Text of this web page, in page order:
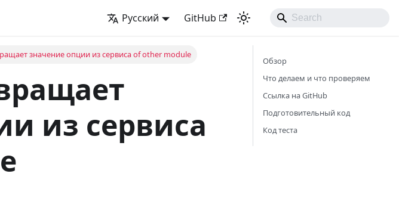
Русский GitHub
значение опции из сервиса of other module
из сервиса
Обзор
Что делаем и что проверяем
Ссылка на GitHub
Подготовительный код
Код теста